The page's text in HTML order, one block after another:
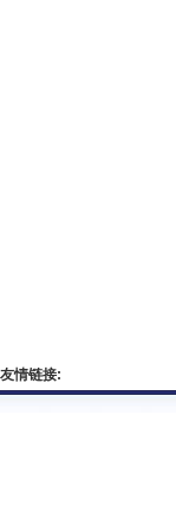
友情链接: